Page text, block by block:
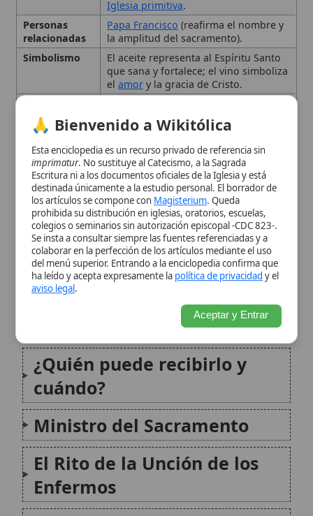
bendecido (óleo del
Unción de los Enfermos
Uso Litúrgico
Se administra mediante el rito que
incluye imposición de manos, unción
con óleo bendecido y oración del
sacerdote.
Bíblicos
Propósito y Efectos del
Sacramento
¿Quién puede recibirlo y
cuándo?
Ministro del Sacramento
El Rito de la Unción de los
El Sacramento en la
Tradición de la Iglesia
Conclusión
Citas y referencias
Modificado el 25 de septiembre de 2025 •
este artículo
Esta enciclopedia es un recurso privado de referencia sin
imprimatur. No sustituye al Catecismo, a la Sagrada
Escritura ni a los documentos oficiales de la Iglesia y está
destinada únicamente a la estudio personal. El borrador de
los artículos se compone conMagisterium. Queda
prohibida su distribución en iglesias, oratorios, escuelas,
colegios o seminarios sin autorización episcopal -CDC 823-.
del menú superior. Entrando a la enciclopedia confirma que
ha leído y acepta expresamente la
aviso legal.
Aceptar y Entrar